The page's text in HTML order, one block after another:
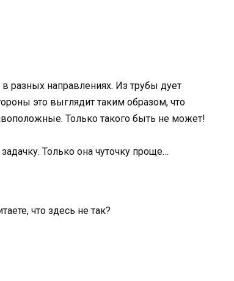
разных направлениях. Из трубы дует
это выглядит таким образом, что
Только такого быть не может!
Только она чуточку проще…
что здесь не так?